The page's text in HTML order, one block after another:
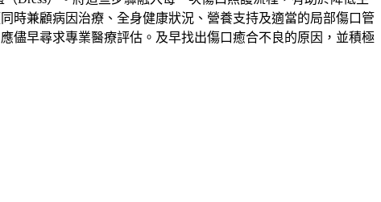
時兼顧病因治療、全身健康狀況、營養支持及適當的局部傷口管
儘早尋求專業醫療評估。及早找出傷口癒合不良的原因，並積極